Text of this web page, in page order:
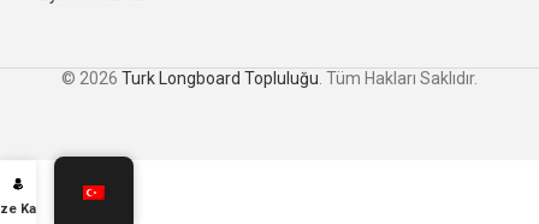
© 2026 Turk Longboard Topluluğu . Tüm Hakları Saklıdır.
Katıl